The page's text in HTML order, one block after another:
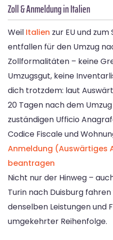
Zoll & Anmeldung in Italien
Weil Italien zur EU und
entfallen für den Umzug
Zollformalitäten – keine
Umzugsgut, keine
dich trotzdem: laut
20 Tagen nach dem
zuständigen Ufficio
Codice Fiscale und
Anmeldung (Auswärtiges
beantragen
Nicht nur der Hinweg –
Turin nach Duisburg
denselben Leistungen und
umgekehrter Reihenfolge.